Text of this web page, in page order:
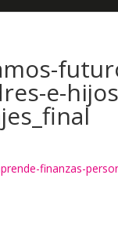
e-
finanzas-